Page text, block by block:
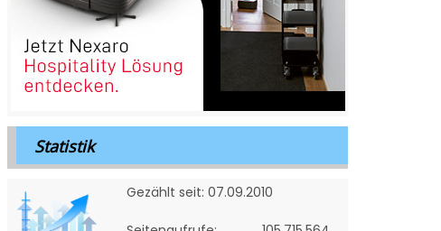
Statistik
Gezählt seit: 07.09.2010